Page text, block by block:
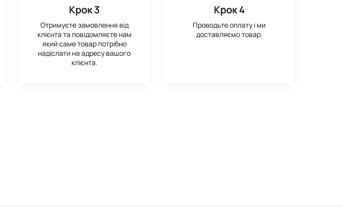
Крок 3
Отримуєте замовлення від
клієнта та повідомляєте нам
який саме товар потрібно
надіслати на адресу вашого
клієнта.
Крок 4
Проводьте оплату і ми
доставляємо товар.